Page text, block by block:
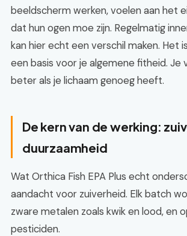
beeldscherm werken, voelen aan het
dat hun ogen moe zijn. Regelmatig
kan hier echt een verschil maken. Het
een basis voor je algemene fitheid. Je
beter als je lichaam genoeg heeft.
De kern van de werking:
duurzaamheid
Wat Orthica Fish EPA Plus echt
aandacht voor zuiverheid. Elk batch
zware metalen zoals kwik en lood, en
pesticiden.